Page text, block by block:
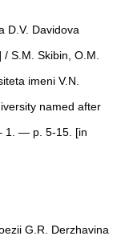
D.V. Davidova
S.M. Skibin, O.M.
imeni V.N.
named after
1. — p. 5-15. [in
G.R. Derzhavina